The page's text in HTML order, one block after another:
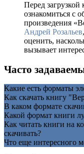
Перед загрузкой
ознакомиться с
произведения
Андрей Розальев
оценить,
вызывает
Часто
Какие есть форматы
Как скачать книгу
В каком формате
Какой формат книги
Как читать книги на
скачивать?
Что еще интересного